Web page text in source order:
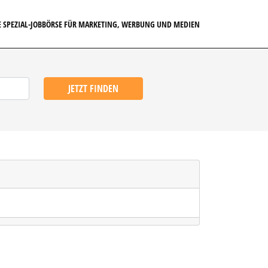
SPEZIAL-JOBBÖRSE FÜR MARKETING, WERBUNG UND MEDIEN
JETZT FINDEN